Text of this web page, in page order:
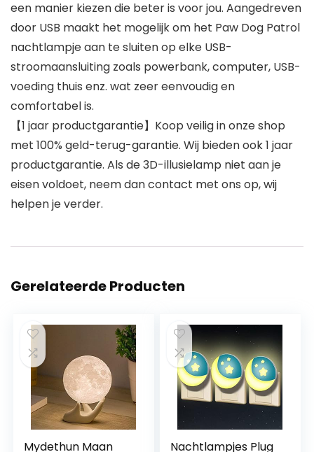
een manier kiezen die beter is voor jou. Aangedreven
door USB maakt het mogelijk om het Paw Dog Patrol
nachtlampje aan te sluiten op elke USB-
stroomaansluiting zoals powerbank, computer, USB-
voeding thuis enz. wat zeer eenvoudig en
comfortabel is.
【1 jaar productgarantie】Koop veilig in onze shop
met 100% geld-terug-garantie. Wij bieden ook 1 jaar
productgarantie. Als de 3D-illusielamp niet aan je
eisen voldoet, neem dan contact met ons op, wij
helpen je verder.
Gerelateerde Producten
Mydethun Maan Nachtlampjes Plug